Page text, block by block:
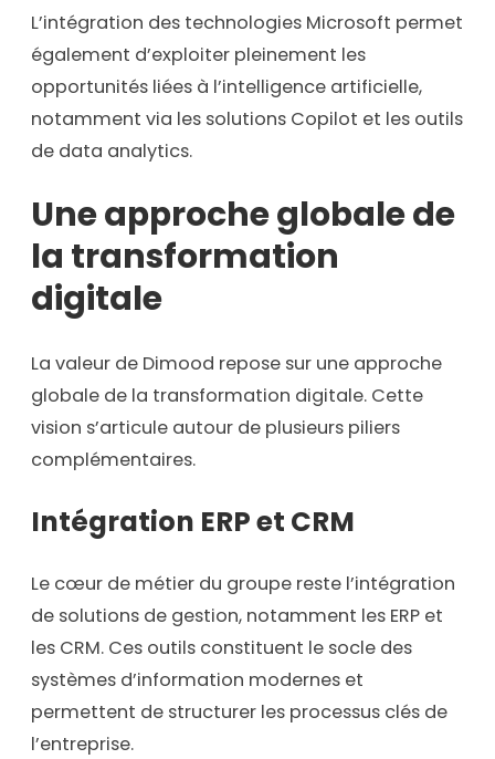
L’intégration des technologies Microsoft permet
également d’exploiter pleinement les
opportunités liées à l’intelligence artificielle,
notamment via les solutions Copilot et les outils
de data analytics.
Une approche globale de
la transformation
digitale
La valeur de Dimood repose sur une approche
globale de la transformation digitale. Cette
vision s’articule autour de plusieurs piliers
complémentaires.
Intégration ERP et CRM
Le cœur de métier du groupe reste l’intégration
de solutions de gestion, notamment les ERP et
les CRM. Ces outils constituent le socle des
systèmes d’information modernes et
permettent de structurer les processus clés de
l’entreprise.